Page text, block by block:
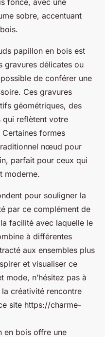
foncé, avec une
sobre, accentuant
papillon en bois est
gravures délicates ou
de conférer une
Ces gravures
géométriques, des
qui reflètent votre
formes
nœud pour
parfait pour ceux qui
moderne.
pour souligner la
par ce complément de
facilité avec laquelle le
à différentes
aux ensembles plus
et visualiser ce
mode, n’hésitez pas à
créativité rencontre
site https://charme-
en bois offre une